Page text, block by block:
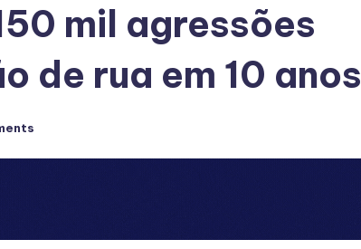
mil agressões
de rua em 10 anos